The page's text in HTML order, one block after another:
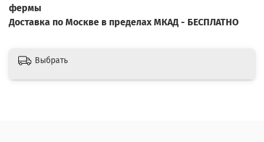
фермы
Доставка по Москве в пределах МКАД - БЕСПЛАТНО
Выбрать